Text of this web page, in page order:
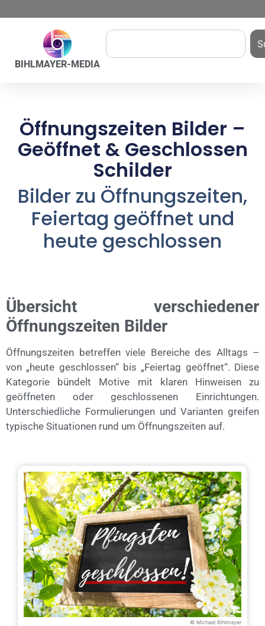
BIHLMAYER-MEDIA
Öffnungszeiten Bilder –
Geöffnet & Geschlossen
Schilder
Bilder zu Öffnungszeiten,
Feiertag geöffnet und
heute geschlossen
Übersicht verschiedener
Öffnungszeiten Bilder
Öffnungszeiten betreffen viele Bereiche des Alltags –
von „heute geschlossen“ bis „Feiertag geöffnet“. Diese
Kategorie bündelt Motive mit klaren Hinweisen zu
geöffneten oder geschlossenen Einrichtungen.
Unterschiedliche Formulierungen und Varianten greifen
typische Situationen rund um Öffnungszeiten auf.
© Michael Bihlmayer